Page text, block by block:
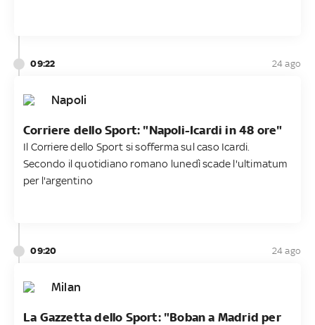
09:22 24 ago
Napoli
Corriere dello Sport: "Napoli-Icardi in 48 ore"
Il Corriere dello Sport si sofferma sul caso Icardi.
Secondo il quotidiano romano lunedì scade l'ultimatum
per l'argentino
09:20 24 ago
Milan
La Gazzetta dello Sport: "Boban a Madrid per